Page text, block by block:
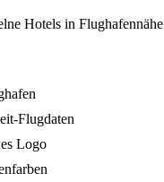
Hotels in Flughafennähe
Flugdaten
Logo